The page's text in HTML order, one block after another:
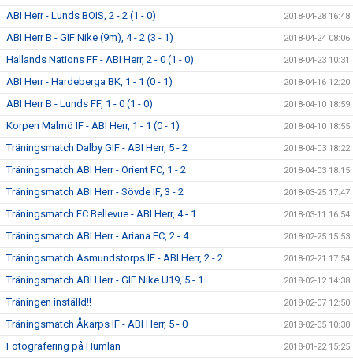
ABI Herr - Lunds BOIS, 2 - 2 (1 - 0) 2018-04-28 16:48
ABI Herr B - GIF Nike (9m), 4 - 2 (3 - 1) 2018-04-24 08:06
Hallands Nations FF - ABI Herr, 2 - 0 (1 - 0) 2018-04-23 10:31
ABI Herr - Hardeberga BK, 1 - 1 (0 - 1) 2018-04-16 12:20
ABI Herr B - Lunds FF, 1 - 0 (1 - 0) 2018-04-10 18:59
Korpen Malmö IF - ABI Herr, 1 - 1 (0 - 1) 2018-04-10 18:55
Träningsmatch Dalby GIF - ABI Herr, 5 - 2 2018-04-03 18:22
Träningsmatch ABI Herr - Orient FC, 1 - 2 2018-04-03 18:15
Träningsmatch ABI Herr - Sövde IF, 3 - 2 2018-03-25 17:47
Träningsmatch FC Bellevue - ABI Herr, 4 - 1 2018-03-11 16:54
Träningsmatch ABI Herr - Ariana FC, 2 - 4 2018-02-25 15:53
Träningsmatch Asmundstorps IF - ABI Herr, 2 - 2 2018-02-21 17:54
Träningsmatch ABI Herr - GIF Nike U19, 5 - 1 2018-02-12 14:38
Träningen inställd!! 2018-02-07 12:50
Träningsmatch Åkarps IF - ABI Herr, 5 - 0 2018-02-05 10:30
Fotografering på Humlan 2018-01-22 15:25